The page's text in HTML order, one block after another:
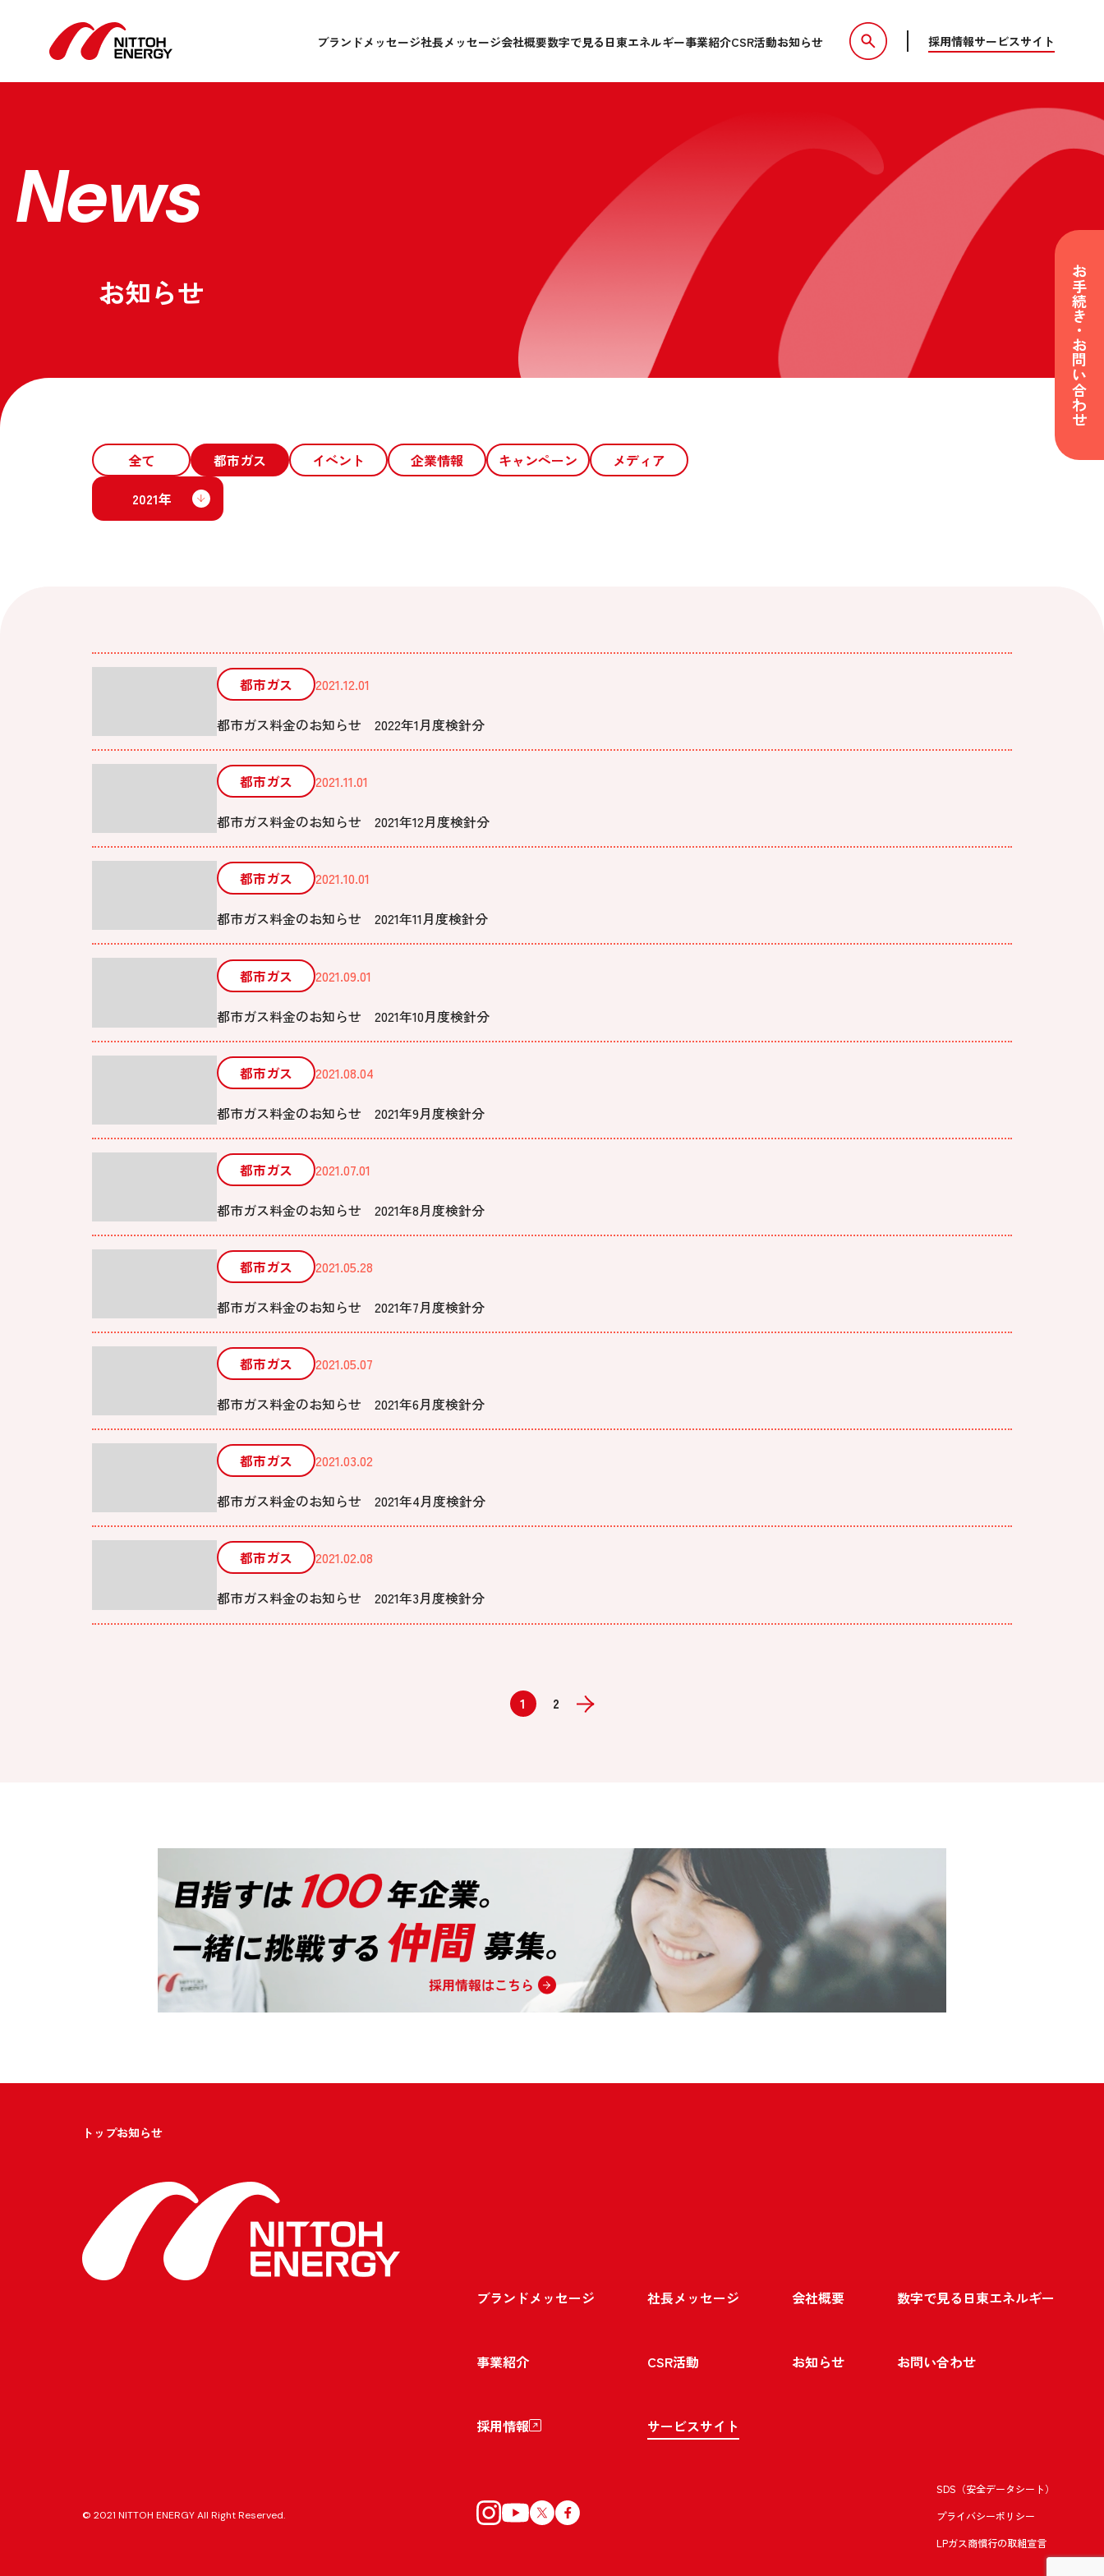
ブランドメッセージ社長メッセージ会社概要数字で見る日東エネルギー事業紹介CSR活動お知らせ 採用情報サービスサイト
News
お知らせ
全て 都市ガス イベント 企業情報 キャンペーン
メディア
2021年
都市ガス 2021.12.01
都市ガス料金のお知らせ 2022年1月度検針分
都市ガス 2021.11.01
都市ガス料金のお知らせ 2021年12月度検針分
都市ガス 2021.10.01
都市ガス料金のお知らせ 2021年11月度検針分
都市ガス 2021.09.01
都市ガス料金のお知らせ 2021年10月度検針分
都市ガス 2021.08.04
都市ガス料金のお知らせ 2021年9月度検針分
都市ガス 2021.07.01
都市ガス料金のお知らせ 2021年8月度検針分
都市ガス 2021.05.28
都市ガス料金のお知らせ 2021年7月度検針分
都市ガス 2021.05.07
都市ガス料金のお知らせ 2021年6月度検針分
都市ガス 2021.03.02
都市ガス料金のお知らせ 2021年4月度検針分
都市ガス 2021.02.08
都市ガス料金のお知らせ 2021年3月度検針分
1 2
トップお知らせ
ブランドメッセージ 社長メッセージ 会社概要 数字で見る日東エネルギー
事業紹介 CSR活動 お知らせ お問い合わせ
採用情報 サービスサイト
© 2021 NITTOH ENERGY All Right Reserved.
SDS（安全データシート）
プライバシーポリシー
LPガス商慣行の取組宣言
お手続き・お問い合わせ